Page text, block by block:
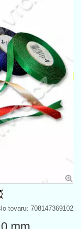
tovaru: 708147369102
mm